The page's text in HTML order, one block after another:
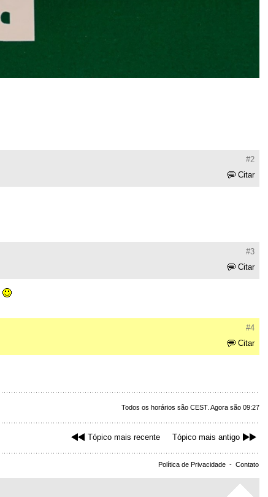
#2
Citar
#3
Citar
#4
Citar
Todos os horários são CEST. Agora são 09:27
Tópico mais recente Tópico mais antigo
Política de Privacidade - Contato